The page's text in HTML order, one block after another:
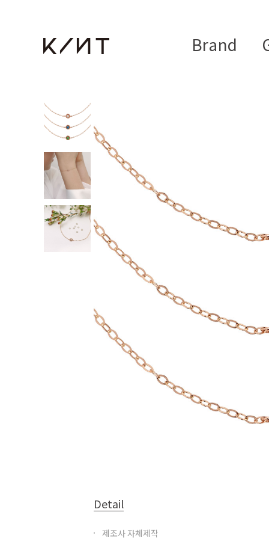
Brand
Detail
제조사 자체제작